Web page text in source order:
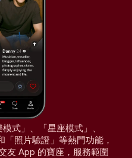
式」、「星座模式」、
「照片驗證」等熱門功能，
友 App 的寶座，服務範圍